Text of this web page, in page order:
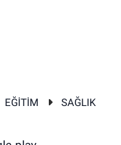
EĞİTİM
SAĞLIK